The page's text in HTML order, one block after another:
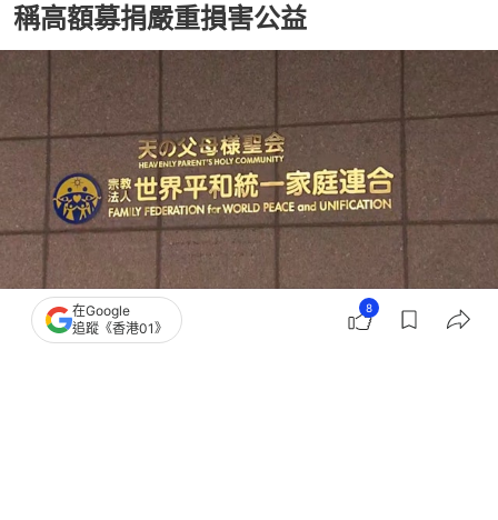
稱高額募捐嚴重損害公益
撰文：羅保熙
在Google
追蹤《香港01》
8